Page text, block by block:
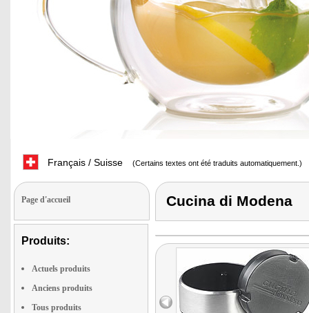
Français / Suisse (Certains textes ont été traduits automatiquement.)
Page d'accueil
Produits:
Actuels produits
Anciens produits
Tous produits
Cucina di Modena